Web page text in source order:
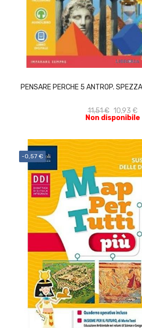
PENSARE PERCHE 5 ANTROP.
11,51 € 10,93 €
Non disponibile
ACQUISTA
-0,57 €